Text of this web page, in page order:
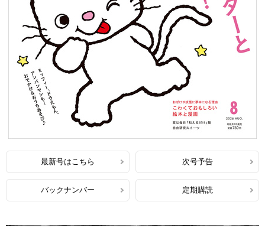
最新号はこちら 次号予告
バックナンバー 定期購読